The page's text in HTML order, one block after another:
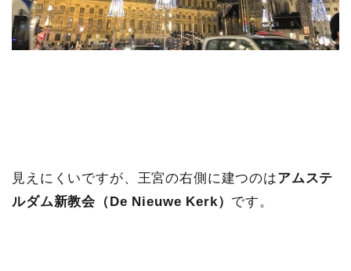
見えにくいですが、王宮の右側に建つのはアムステ
ルダム新教会（De Nieuwe Kerk） です。